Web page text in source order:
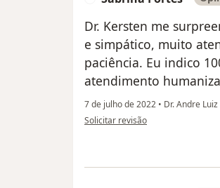
Dr. Kersten me
e simpático, muito
paciência. Eu indico
atendimento
7 de julho de 2022 • Dr. Andre
na opinião do utilizador Sabrina
Solicitar revisão